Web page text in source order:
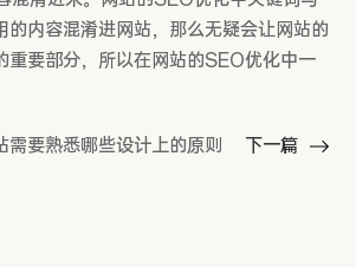
内容混淆进网站，那么无疑会让网站的
重要部分，所以在网站的SEO优化中一
下一篇
需要熟悉哪些设计上的原则